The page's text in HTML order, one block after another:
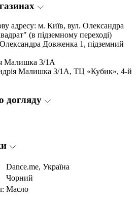
адресу: м. Київ, вул. Олександра
(в підземному переході)
Довженка 1, підземний
Малишка 3/1А
Малишка 3/1А, ТЦ «Кубик», 4-й
догляду
Dance.me, Україна
Чорний
Масло